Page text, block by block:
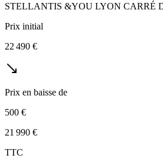
STELLANTIS &YOU LYON CARRÉ
Prix initial
22 490 €
Prix en baisse de
500 €
21 990 €
TTC